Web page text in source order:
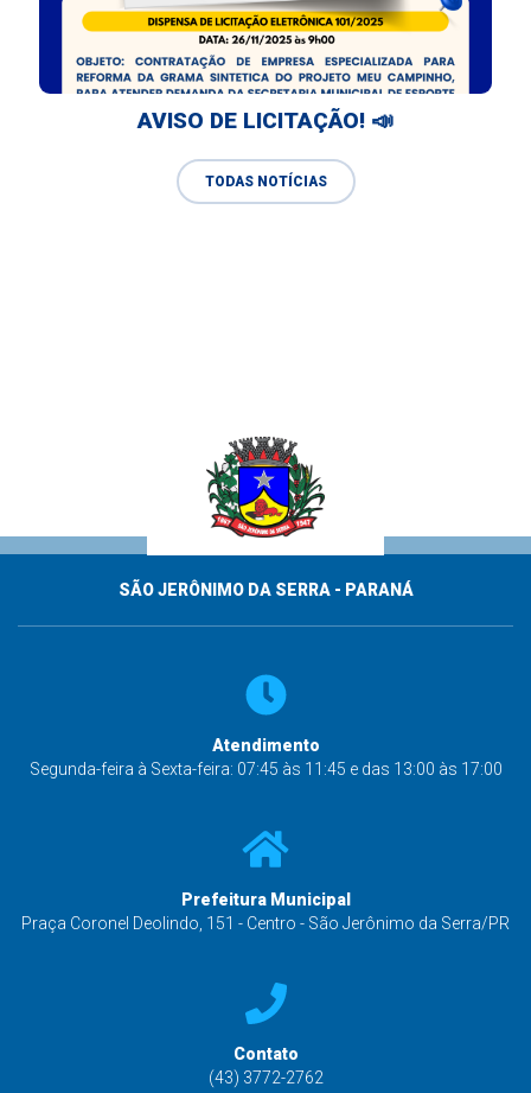
AVISO DE LICITAÇÃO! 📣
TODAS NOTÍCIAS
SÃO JERÔNIMO DA SERRA - PARANÁ
Atendimento
Segunda-feira à Sexta-feira: 07:45 às 11:45 e das 13:00 às 17:00
Prefeitura Municipal
Praça Coronel Deolindo, 151 - Centro - São Jerônimo da Serra/PR
Contato
(43) 3772-2762